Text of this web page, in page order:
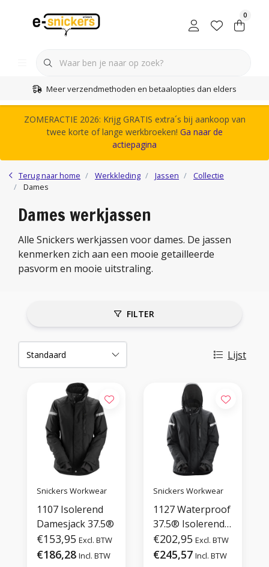
0
Meer verzendmethoden en betaalopties dan elders
ZOMERACTIE 2026: Krijg GRATIS extra´s bij aankoop van
twee korte of lange werkbroeken! Ga naar de
actiepagina
Terug naar home Werkkleding Jassen
Collectie
Dames
Dames werkjassen
Alle Snickers werkjassen voor dames. De jassen
kenmerken zich aan een mooie getailleerde
pasvorm en mooie uitstraling.
FILTER
Lijst
Snickers Workwear
1107 Isolerend
Damesjack 37.5®
€153,95 Excl. BTW
€186,28 Incl. BTW
Snickers Workwear
1127 Waterproof
37.5® Isolerend
Damesjack
€202,95 Excl. BTW
€245,57 Incl. BTW